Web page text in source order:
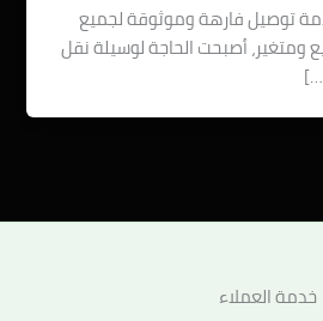
توصيل فارهة وموثوقة لجميع
أصبحت الحاجة لوسيلة نقل
خدمة العملاء